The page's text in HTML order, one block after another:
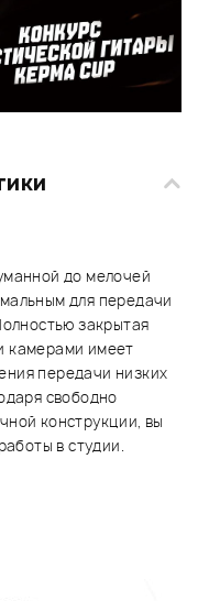
до мелочей
для передачи
закрытая
камерами имеет
передачи низких
свободно
конструкции, вы
в студии.